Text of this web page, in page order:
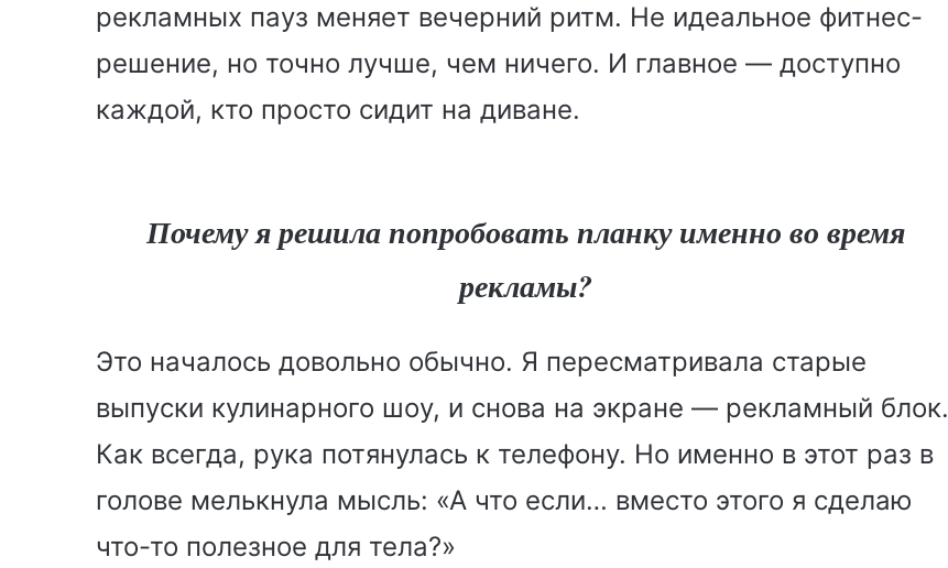
рекламных пауз меняет вечерний ритм. Не идеальное фитнес-
решение, но точно лучше, чем ничего. И главное — доступно
каждой, кто просто сидит на диване.
Почему я решила попробовать планку именно во время
рекламы?
Это началось довольно обычно. Я пересматривала старые
выпуски кулинарного шоу, и снова на экране — рекламный блок.
Как всегда, рука потянулась к телефону. Но именно в этот раз в
голове мелькнула мысль: «А что если… вместо этого я сделаю
что-то полезное для тела?»